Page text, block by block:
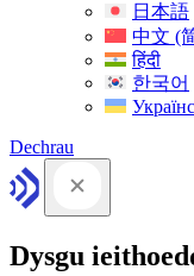
日本語
中文 (
हिंदी
한국어
Dechrau
Dysgu